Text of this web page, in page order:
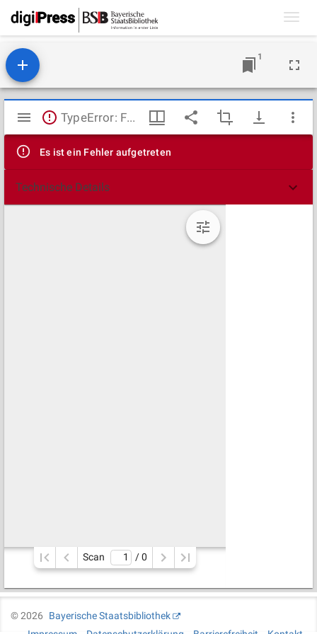
1
Mirador
Viewer
TypeError: Failed to fetch
Es ist ein Fehler aufgetreten
Technische Details
Scan / 0
©2026
Bayerische Staatsbibliothek